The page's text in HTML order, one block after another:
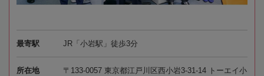
最寄駅 JR「小岩駅」徒歩3分
所在地
〒133-0057 東京都江戸川区西小岩3-31-14 トーエイ小